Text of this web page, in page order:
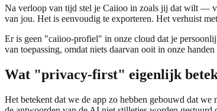
Na verloop van tijd stel je Caiioo in zoals jij dat wilt —
van jou. Het is eenvoudig te exporteren. Het verhuist
Er is geen "caiioo-profiel" in onze cloud dat je
van toepassing, omdat niets daarvan ooit in onze handen
Wat "privacy-first" eigenlijk
Het betekent dat we de app zo hebben gebouwd dat